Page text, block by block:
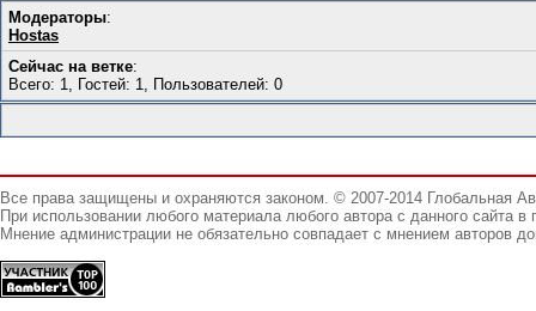
Модераторы:
Hostas
Сейчас на ветке:
Всего: 1, Гостей: 1, Пользователей: 0
Все права защищены и охраняются законом. © 2007-2014 Глобальная
При использовании любого материала любого автора с данного сайта
Мнение администрации не обязательно совпадает с мнением авторов